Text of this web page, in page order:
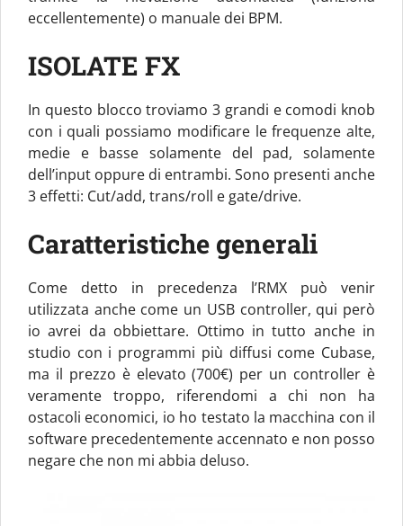
eccellentemente) o manuale dei BPM.
ISOLATE FX
In questo blocco troviamo 3 grandi e comodi knob
con i quali possiamo modificare le frequenze alte,
medie e basse solamente del pad, solamente
dell’input oppure di entrambi. Sono presenti anche
3 effetti: Cut/add, trans/roll e gate/drive.
Caratteristiche generali
Come detto in precedenza l’RMX può venir
utilizzata anche come un USB controller, qui però
io avrei da obbiettare. Ottimo in tutto anche in
studio con i programmi più diffusi come Cubase,
ma il prezzo è elevato (700€) per un controller è
veramente troppo, riferendomi a chi non ha
ostacoli economici, io ho testato la macchina con il
software precedentemente accennato e non posso
negare che non mi abbia deluso.